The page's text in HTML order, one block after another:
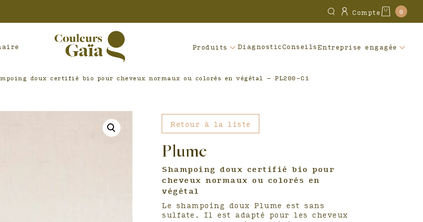
Compte
Produits Diagnostic ConseilsEntreprise engagée
0
doux certifié bio pour cheveux normaux ou colorés en végétal – PL200-C1
Retour à la liste
Plume
Shampoing doux certifié bio pour
cheveux normaux ou colorés en
végétal
Le shampoing doux Plume est sans
sulfate. Il est adapté pour les cheveux